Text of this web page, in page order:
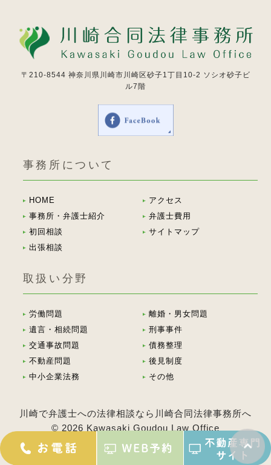
〒210-8544 神奈川県川崎市川崎区砂子1丁目10-2 ソシオ砂子ビ
ル7階
事務所について
HOME
事務所・弁護士紹介
初回相談
出張相談
アクセス
弁護士費用
サイトマップ
取扱い分野
労働問題
遺言・相続問題
交通事故問題
不動産問題
中小企業法務
離婚・男女問題
刑事事件
債務整理
後見制度
その他
川崎で弁護士への法律相談なら川崎合同法律事務所へ
© 2026 Kawasaki Goudou Law Office